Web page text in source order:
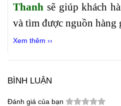
Thanh sẽ giúp khách
và tìm được nguồn hàng
Xem thêm ››
BÌNH LUẬN
Đánh giá của bạn